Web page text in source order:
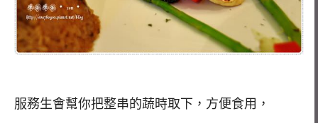
服務生會幫你把整串的蔬時取下，方便食用，